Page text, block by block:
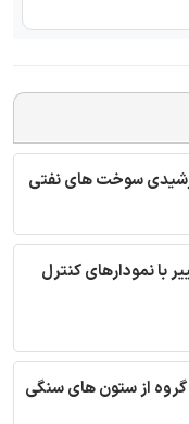
سوخت های نفتی
با نمودارهای کنترل
از ستون های سنگی